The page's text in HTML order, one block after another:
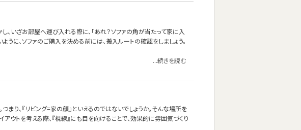
、いざお部屋へ運び入れる際に、「あれ？ソファの角が当たって家に入
うに、ソファのご購入を決める前には、搬入ルートの確認をしましょう。
...続きを読む
り、『リビング=家の顔』といえるのではないでしょうか。そんな場所を
ウトを考える際、『視線』にも目を向けることで、効果的に雰囲気づくり